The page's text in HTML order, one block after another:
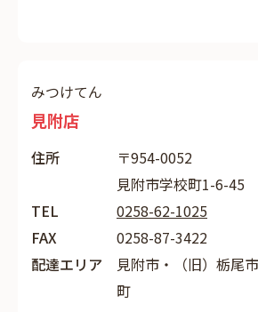
みつけてん
見附店
住所
〒954-0052
見附市学校町1-6-45
TEL
0258-62-1025
FAX
0258-87-3422
配達エリア
見附市・（旧）栃尾
町